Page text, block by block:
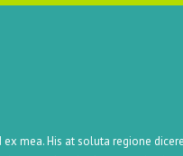
mea. His at soluta regione